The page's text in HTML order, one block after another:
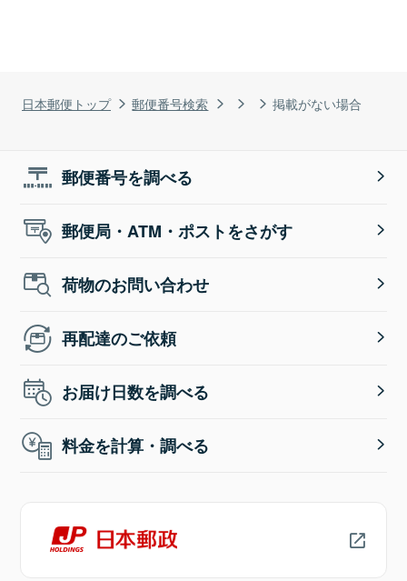
日本郵便トップ 郵便番号検索 掲載がない場合
郵便番号を調べる
郵便局・ATM・ポストをさがす
荷物のお問い合わせ
再配達のご依頼
お届け日数を調べる
料金を計算・調べる